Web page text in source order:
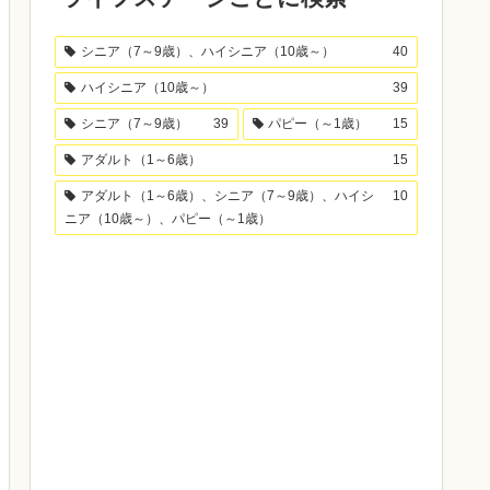
シニア（7～9歳）、ハイシニア（10歳～） 40
ハイシニア（10歳～） 39
シニア（7～9歳） 39 パピー（～1歳） 15
アダルト（1～6歳） 15
アダルト（1～6歳）、シニア（7～9歳）、ハイシ
ニア（10歳～）、パピー（～1歳）
10